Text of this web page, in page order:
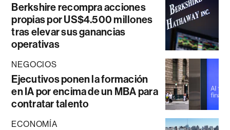
Berkshire recompra acciones
propias por US$4.500 millones
tras elevar sus ganancias
operativas
NEGOCIOS
Ejecutivos ponen la formación
en IA por encima de un MBA para
contratar talento
ECONOMÍA